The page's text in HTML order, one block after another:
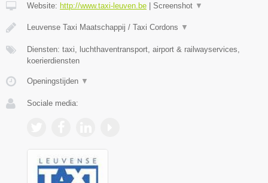
Website: http://www.taxi-leuven.be | Screenshot ▼
Leuvense Taxi Maatschappij / Taxi Cordons ▼
Diensten: taxi, luchthaventransport, airport & railwayservices,
koerierdiensten
Openingstijden ▼
Sociale media: